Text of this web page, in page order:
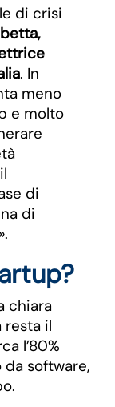
di crisi
. In
meno
e molto
di
di
chiara
resta il
l’80%
software,